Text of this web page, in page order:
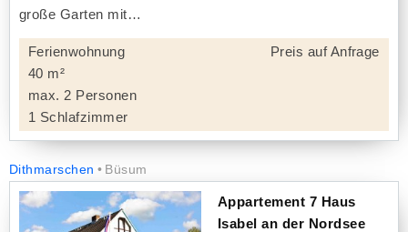
große Garten mit
Ferienwohnung
40 m²
max. 2 Personen
1 Schlafzimmer
Preis auf Anfrage
Dithmarschen Büsum
Appartement 7 Haus
Isabel an der Nordsee